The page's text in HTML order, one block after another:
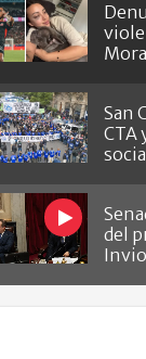
San
CTA
del